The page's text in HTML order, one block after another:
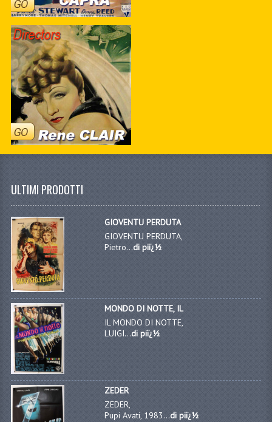
ULTIMI PRODOTTI
GIOVENTU PERDUTA
GIOVENTU PERDUTA,
Pietro...di piï¿½
MONDO DI NOTTE, IL
IL MONDO DI NOTTE,
LUIGI...di piï¿½
ZEDER
ZEDER,
Pupi Avati, 1983...di piï¿½